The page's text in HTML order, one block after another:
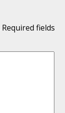
Required fields